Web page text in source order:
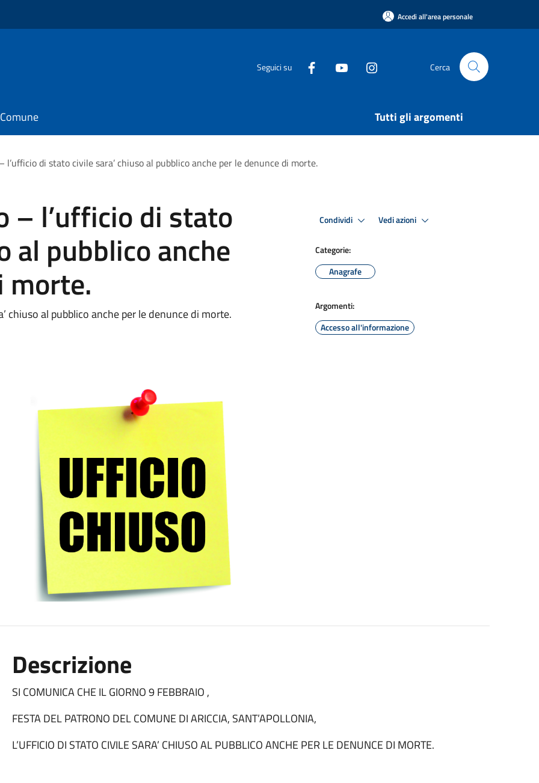
Accedi all'area personale
Seguici su Cerca
Tutti gli argomenti
l’ufficio di stato civile sara’ chiuso al pubblico anche per le denunce di morte.
– l’ufficio di stato
al pubblico anche
morte.
chiuso al pubblico anche per le denunce di morte.
Condividi Vedi azioni
Categorie:
Anagrafe
Argomenti:
Accesso all'informazione
Descrizione
SI COMUNICA CHE IL GIORNO 9 FEBBRAIO ,
FESTA DEL PATRONO DEL COMUNE DI ARICCIA, SANT’APOLLONIA,
L’UFFICIO DI STATO CIVILE SARA’ CHIUSO AL PUBBLICO ANCHE PER LE DENUNCE DI MORTE.